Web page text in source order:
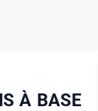
À BASE